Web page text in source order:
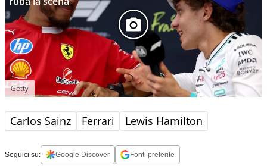
Getty
Carlos Sainz Ferrari Lewis Hamilton
Seguici su: Google Discover Fonti preferite